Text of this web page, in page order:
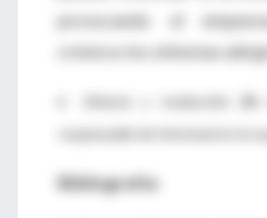
provocando el
crónicos los síntomas
Bibliografía: